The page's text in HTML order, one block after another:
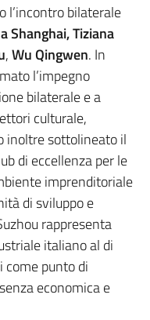
l’incontro bilaterale
Shanghai,Tiziana
,Wu Qingwen. In
l’impegno
bilaterale e a
culturale,
inoltre sottolineato il
di eccellenza per le
imprenditoriale
di sviluppo e
rappresenta
italiano al di
come punto di
economica e